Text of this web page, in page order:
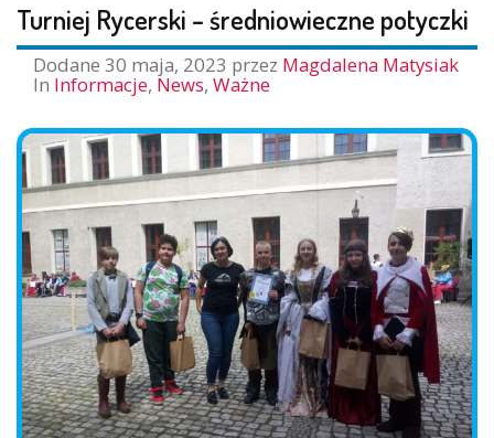
Turniej Rycerski – średniowieczne potyczki
Dodane 30 maja, 2023 przez Magdalena Matysiak
In Informacje, News, Ważne